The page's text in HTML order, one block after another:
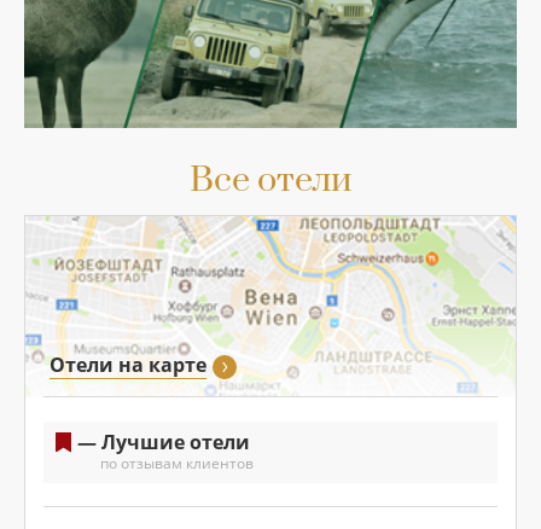
Все отели
Отели на карте
— Лучшие отели
по отзывам клиентов